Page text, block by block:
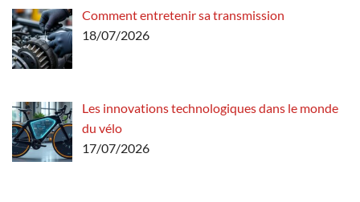
Comment entretenir sa transmission
18/07/2026
Les innovations technologiques dans le monde
du vélo
17/07/2026